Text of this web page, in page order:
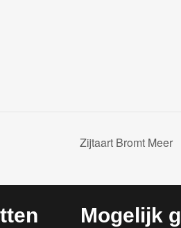
Zijtaart Bromt Meer
Mogelijk